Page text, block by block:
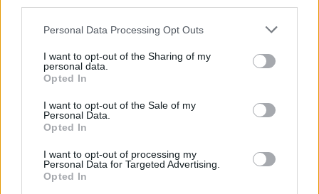
Personal Data Processing Opt Outs
I want to opt-out of the Sharing of my
personal data.
Opted In
I want to opt-out of the Sale of my
Personal Data.
Opted In
I want to opt-out of processing my
Personal Data for Targeted Advertising.
Opted In
Εισαγγελέα μετά από πολύωρη
διαδικασία που ολοκληρώθηκε τα
κατέγραφε τη συμβίωση του μικρού σκυλιού
με αγέλη λύκων εξηγεί γιατί δεν επενέβη